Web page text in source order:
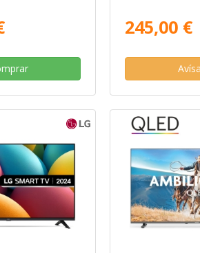
245,00 €